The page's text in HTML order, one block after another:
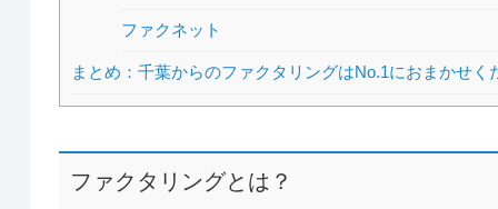
ファクネット
まとめ：千葉からのファクタリングはNo.1におまかせく
ファクタリングとは？